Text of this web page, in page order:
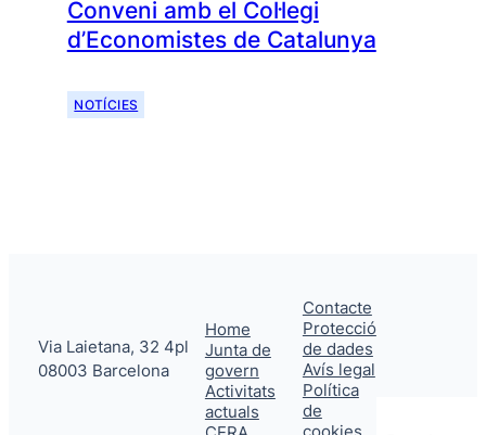
Conveni amb el Col·legi
d’Economistes de Catalunya
NOTÍCIES
Via Laietana, 32 4pl
08003 Barcelona
Home
Junta de
govern
Activitats
actuals
Contacte
Protecció
de dades
Avís legal
Política
de